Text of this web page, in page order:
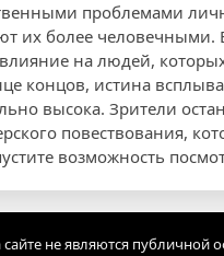
проблемами
их более человечными.
на людей, которых
концов, истина
высока. Зрители
повествования,
возможность
не являются